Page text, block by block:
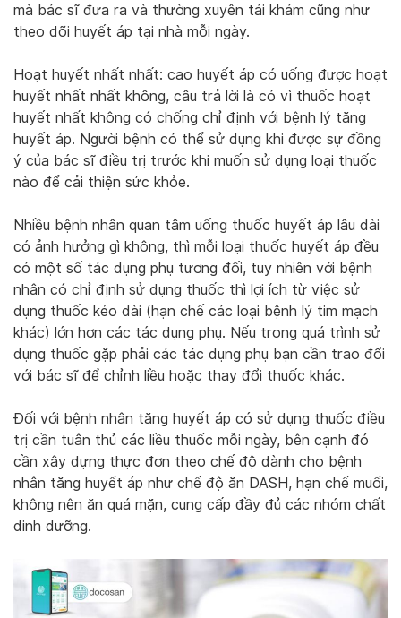
mà bác sĩ đưa ra và thường xuyên tái khám cũng như
theo dõi huyết áp tại nhà mỗi ngày.
Hoạt huyết nhất nhất: cao huyết áp có uống được hoạt
huyết nhất nhất không, câu trả lời là có vì thuốc hoạt
huyết nhất không có chống chỉ định với bệnh lý tăng
huyết áp. Người bệnh có thể sử dụng khi được sự đồng
ý của bác sĩ điều trị trước khi muốn sử dụng loại thuốc
nào để cải thiện sức khỏe.
Nhiều bệnh nhân quan tâm uống thuốc huyết áp lâu dài
có ảnh hưởng gì không, thì mỗi loại thuốc huyết áp đều
có một số tác dụng phụ tương đối, tuy nhiên với bệnh
nhân có chỉ định sử dụng thuốc thì lợi ích từ việc sử
dụng thuốc kéo dài (hạn chế các loại bệnh lý tim mạch
khác) lớn hơn các tác dụng phụ. Nếu trong quá trình sử
dụng thuốc gặp phải các tác dụng phụ bạn cần trao đổi
với bác sĩ để chỉnh liều hoặc thay đổi thuốc khác.
Đối với bệnh nhân tăng huyết áp có sử dụng thuốc điều
trị cần tuân thủ các liều thuốc mỗi ngày, bên cạnh đó
cần xây dựng thực đơn theo chế độ dành cho bệnh
nhân tăng huyết áp như chế độ ăn DASH, hạn chế muối,
không nên ăn quá mặn, cung cấp đầy đủ các nhóm chất
dinh dưỡng.